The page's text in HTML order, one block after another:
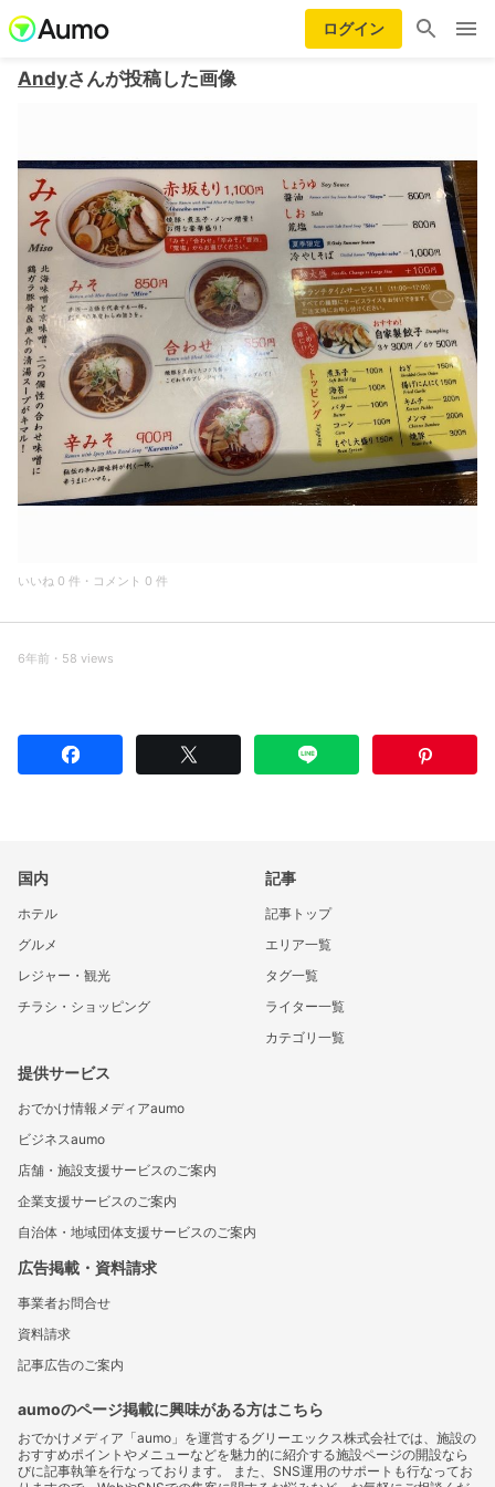
ログイン
Andyさんが投稿した画像
いいね 0 件・コメント 0 件
6年前・58 views
国内
ホテル
グルメ
レジャー・観光
チラシ・ショッピング
記事
記事トップ
エリア一覧
タグ一覧
ライター一覧
カテゴリ一覧
提供サービス
おでかけ情報メディアaumo
ビジネスaumo
店舗・施設支援サービスのご案内
企業支援サービスのご案内
自治体・地域団体支援サービスのご案内
広告掲載・資料請求
事業者お問合せ
資料請求
記事広告のご案内
aumoのページ掲載に興味がある方はこちら
おでかけメディア「aumo」を運営するグリーエックス株式会社では、施設の
おすすめポイントやメニューなどを魅力的に紹介する施設ページの開設なら
びに記事執筆を行なっております。 また、SNS運用のサポートも行なってお